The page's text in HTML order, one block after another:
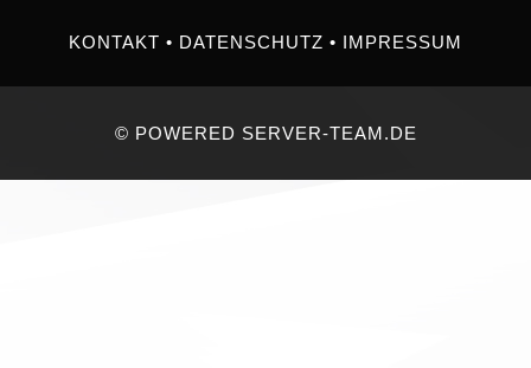
KONTAKT • DATENSCHUTZ • IMPRESSUM
© POWERED SERVER-TEAM.DE